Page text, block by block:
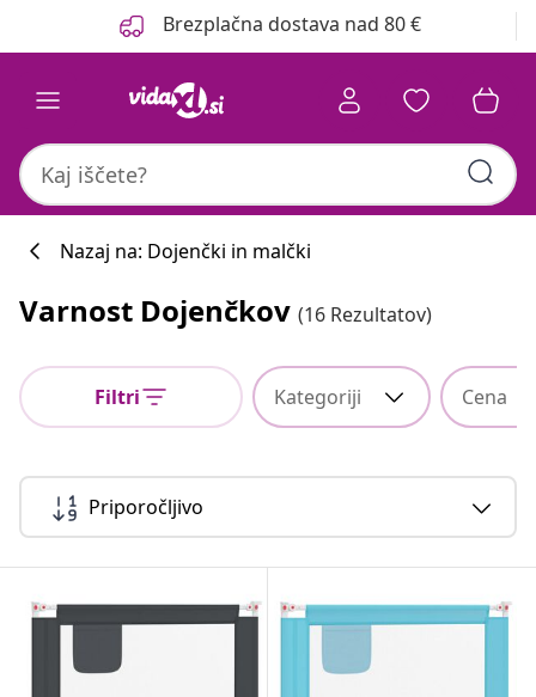
Brezplačna dostava nad 80 €
Nazaj na: Dojenčki in malčki
Varnost Dojenčkov (16 Rezultatov)
Filtri Kategoriji Cena
Priporočljivo